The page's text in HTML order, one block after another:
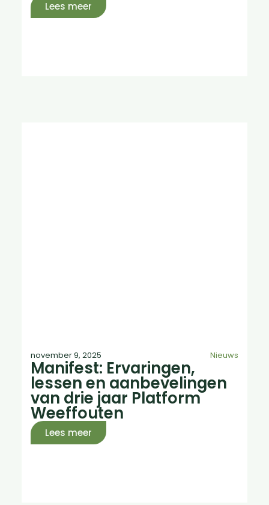
Lees meer
november 9, 2025 Nieuws
Manifest: Ervaringen,
lessen en aanbevelingen
van drie jaar Platform
Weeffouten
Lees meer